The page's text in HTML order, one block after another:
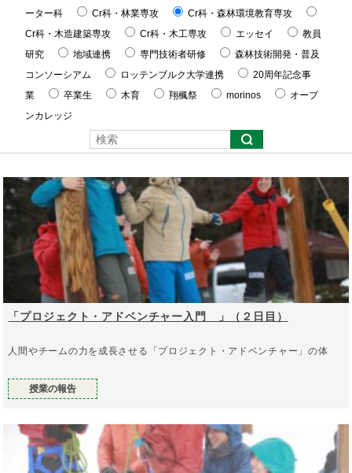
ーター科
Cr科・林業専攻
Cr科・森林環境教育専攻
Cr科・木造建築専攻
Cr科・木工専攻 エッセイ
教員
研究
地域連携 専門技術者研修
森林技術開発・普及
コンソーシアム
ロッテンブルク大学連携
20周年記念事
業
卒業生 木育 翔楓祭 morinos
オープ
ンカレッジ
「プロジェクト・アドベンチャー入門 」（２日目）
人間やチームの力を成長させる「プロジェクト・アドベンチャー」の体
授業の報告